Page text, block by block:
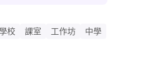
校 課室 工作坊
中學